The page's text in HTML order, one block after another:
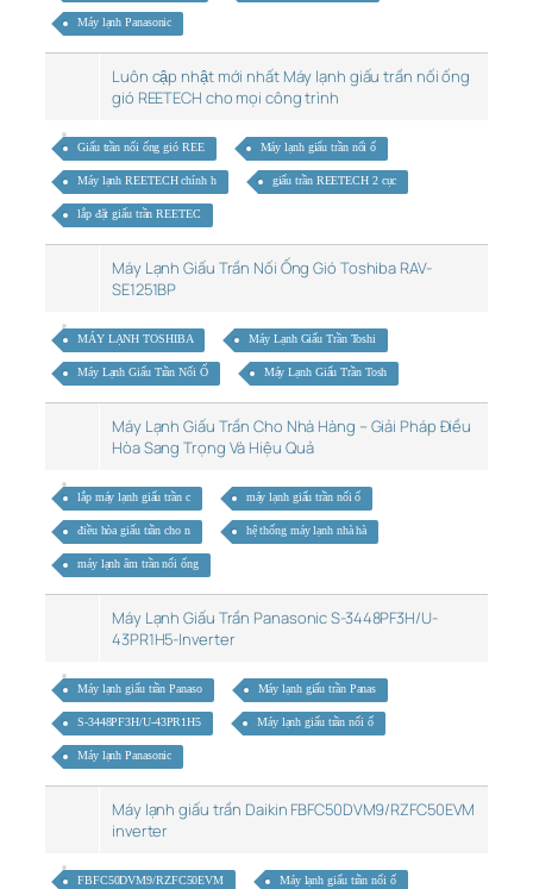
Máy lạnh Panasonic
Luôn cập nhật mới nhất Máy lạnh giấu trần nối ống
gió REETECH cho mọi công trình
Giấu trần nối ống gió REE Máy lạnh giấu trần nối ố
Máy lạnh REETECH chính h giấu trần REETECH 2 cục
lắp đặt giấu trần REETEC
Máy Lạnh Giấu Trần Nối Ống Gió Toshiba RAV-
SE1251BP
MÁY LẠNH TOSHIBA Máy Lạnh Giấu Trần Toshi
Máy Lạnh Giấu Trần Nối Ố Máy Lạnh Giấu Trần Tosh
Máy Lạnh Giấu Trần Cho Nhà Hàng – Giải Pháp Điều
Hòa Sang Trọng Và Hiệu Quả
lắp máy lạnh giấu trần c máy lạnh giấu trần nối ố
điều hòa giấu trần cho n hệ thống máy lạnh nhà hà
máy lạnh âm trần nối ống
Máy Lạnh Giấu Trần Panasonic S-3448PF3H/U-
43PR1H5-Inverter
Máy lạnh giấu trần Panaso Máy lạnh giấu trần Panas
S-3448PF3H/U-43PR1H5 Máy lạnh giấu trần nối ố
Máy lạnh Panasonic
Máy lạnh giấu trần Daikin FBFC50DVM9/RZFC50EVM
inverter
FBFC50DVM9/RZFC50EVM Máy lạnh giấu trần nối ố